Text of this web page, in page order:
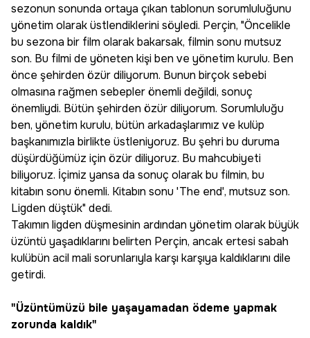
sezonun sonunda ortaya çıkan tablonun sorumluluğunu
yönetim olarak üstlendiklerini söyledi. Perçin, "Öncelikle
bu sezona bir film olarak bakarsak, filmin sonu mutsuz
son. Bu filmi de yöneten kişi ben ve yönetim kurulu. Ben
önce şehirden özür diliyorum. Bunun birçok sebebi
olmasına rağmen sebepler önemli değildi, sonuç
önemliydi. Bütün şehirden özür diliyorum. Sorumluluğu
ben, yönetim kurulu, bütün arkadaşlarımız ve kulüp
başkanımızla birlikte üstleniyoruz. Bu şehri bu duruma
düşürdüğümüz için özür diliyoruz. Bu mahcubiyeti
biliyoruz. İçimiz yansa da sonuç olarak bu filmin, bu
kitabın sonu önemli. Kitabın sonu 'The end', mutsuz son.
Ligden düştük" dedi.
Takımın ligden düşmesinin ardından yönetim olarak büyük
üzüntü yaşadıklarını belirten Perçin, ancak ertesi sabah
kulübün acil mali sorunlarıyla karşı karşıya kaldıklarını dile
getirdi.
"Üzüntümüzü bile yaşayamadan ödeme yapmak
zorunda kaldık"